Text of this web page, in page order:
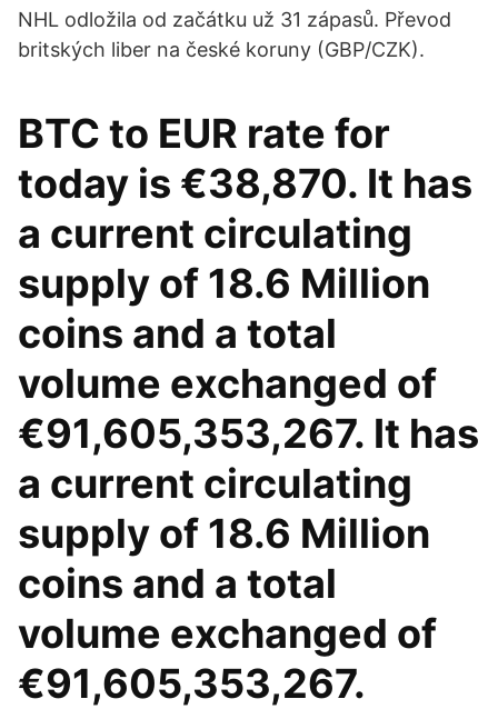
NHL odložila od začátku už 31 zápasů. Převod
britských liber na české koruny (GBP/CZK).
BTC to EUR rate for
today is €38,870. It has
a current circulating
supply of 18.6 Million
coins and a total
volume exchanged of
€91,605,353,267. It has
a current circulating
supply of 18.6 Million
coins and a total
volume exchanged of
€91,605,353,267.